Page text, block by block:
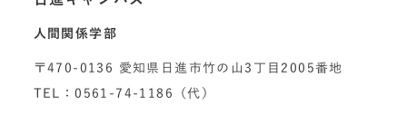
人間関係学部
〒470-0136 愛知県日進市竹の山3丁目2005番地
TEL：0561-74-1186（代）